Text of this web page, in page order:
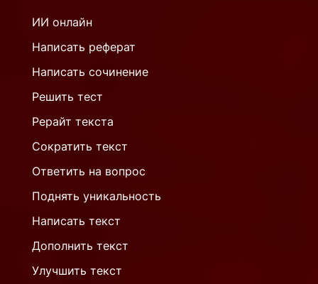
ИИ онлайн
Написать реферат
Написать сочинение
Решить тест
Рерайт текста
Сократить текст
Ответить на вопрос
Поднять уникальность
Написать текст
Дополнить текст
Улучшить текст